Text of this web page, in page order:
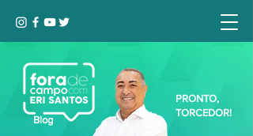
Blog
PRONTO,
TORCEDOR!